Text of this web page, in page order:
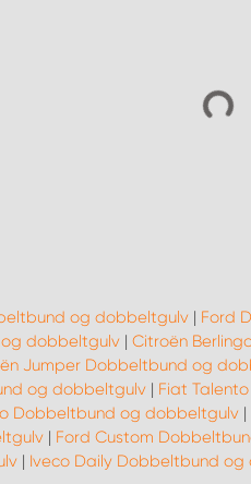
og dobbeltgulv| Ford
dobbeltgulv | Citroën
Jumper Dobbeltbund og
og dobbeltgulv| Fiat
Dobbeltbund og dobbeltgulv|
| Ford Custom
| Iveco Daily Dobbeltbund